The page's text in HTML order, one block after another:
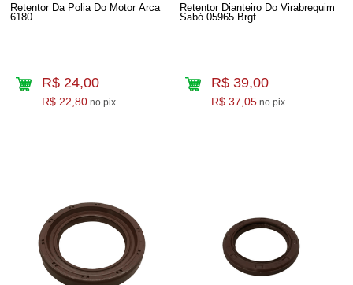
Retentor Da Polia Do Motor Arca
6180
R$ 24,00
R$ 22,80 no pix
Retentor Dianteiro Do Virabrequim
Sabó 05965 Brgf
R$ 39,00
R$ 37,05 no pix